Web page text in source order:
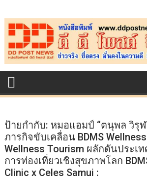
to
content
ป้ายกำกับ: หมอแอมป์ “ตนุพล วิรุ
ภารกิจขับเคลื่อน BDMS
Wellness Tourism ผลักดันประเ
การท่องเที่ยวเชิงสุขภาพโลก
Clinic x Celes Samui :